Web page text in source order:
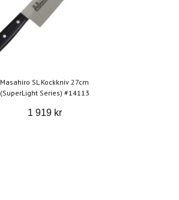
Masahiro SL Kockkniv 27cm
(SuperLight Series) #14113
1 919 kr